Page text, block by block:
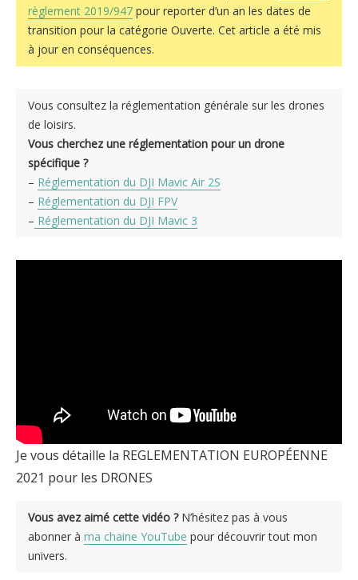
règlement 2019/947 pour reporter d’un an les dates de
transition pour la catégorie Ouverte. Cet article a été mis
à jour en conséquences.
Vous consultez la réglementation générale sur les drones
de loisirs.
Vous cherchez une réglementation pour un drone
spécifique ?
– Réglementation du DJI Mavic Air 2S
– Réglementation du DJI FPV
– Réglementation du DJI Mavic 3
Je vous détaille la REGLEMENTATION EUROPÉENNE
2021 pour les DRONES
Vous avez aimé cette vidéo ?N’hésitez pas à vous
abonner à ma chaine YouTube pour découvrir tout mon
univers.